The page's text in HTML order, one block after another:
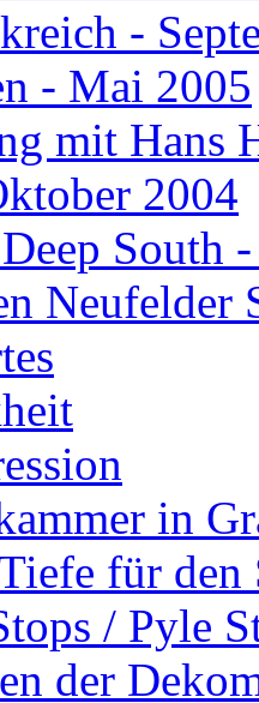
-
- Mai 2005
mit Hans
2004
South
Neufelder
in
für den
/ Pyle
der